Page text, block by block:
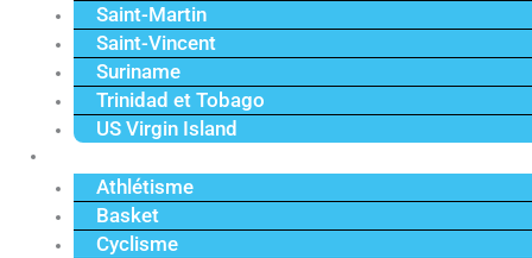
Saint-Martin
Saint-Vincent
Suriname
Trinidad et Tobago
US Virgin Island
Athlétisme
Basket
Cyclisme